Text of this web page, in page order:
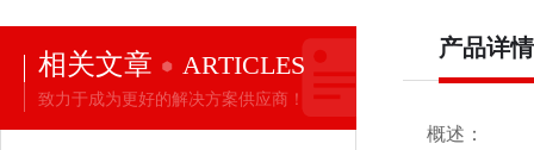
相关文章 ARTICLES
致力于成为更好的解决方案供应商！
产品详情
概述：